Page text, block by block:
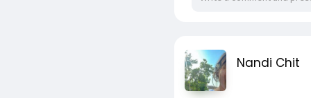
2 yrs- Translate
တခါတလေဖြစ်တတ်ပါတ